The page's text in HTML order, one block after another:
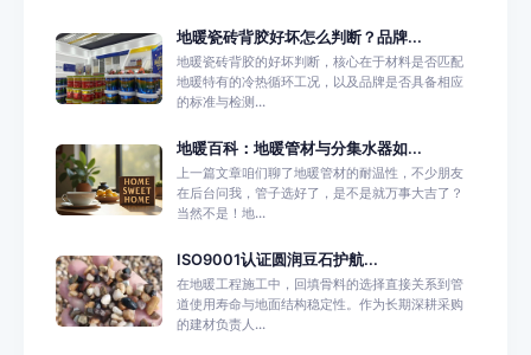
地暖瓷砖背胶好坏怎么判断？品牌...
地暖瓷砖背胶的好坏判断，核心在于材料是否匹配
地暖特有的冷热循环工况，以及品牌是否具备相应
的标准与检测...
地暖百科：地暖管材与分集水器如...
上一篇文章咱们聊了地暖管材的耐温性，不少朋友
在后台问我，管子选好了，是不是就万事大吉了？
当然不是！地...
ISO9001认证圆润豆石护航...
在地暖工程施工中，回填骨料的选择直接关系到管
道使用寿命与地面结构稳定性。作为长期深耕采购
的建材负责人...